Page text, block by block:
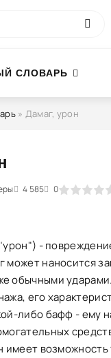
СЛОВАРЬ
» Дамаг, урон
4 585 0
2 3 4 5
-
может наносится
обычными
его
либо бафф - ему
имеет